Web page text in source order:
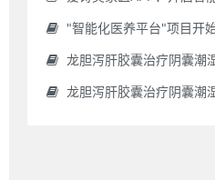
"智能化医养平台"项目开始招商了，零加盟费，终身自动赚
龙胆泻肝胶囊治疗阴囊潮湿吗(龙胆泻肝胶囊治疗阴囊潮湿吗怎么服
龙胆泻肝胶囊治疗阴囊潮湿吗怎么服用(龙胆泻肝胶囊治疗阴囊潮湿吗怎么服用效